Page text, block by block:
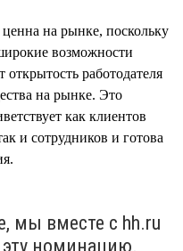
на рынке, поскольку
возможности
работодателя
на рынке. Это
как клиентов
и сотрудников и готова
мы вместе с hh.ru
номинацию.